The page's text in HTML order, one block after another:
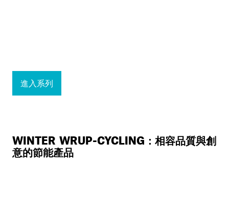
進入系列
WINTER WRUP-CYCLING：相容品質與創
意的節能產品